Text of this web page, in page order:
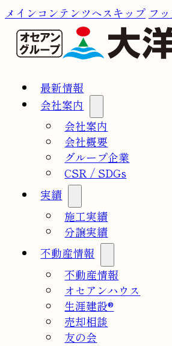
メインコンテンツへスキップ フ
最新情報
会社案内
会社案内
会社概要
グループ企業
CSR / SDGs
実績
施工実績
分譲実績
不動産情報
不動産情報
オセアンハウス
生涯建設®
売却相談
友の会